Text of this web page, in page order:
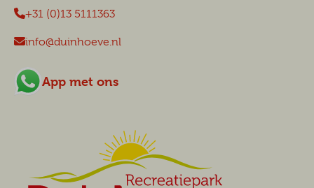
+31 (0)13 5111363
info@duinhoeve.nl
App met ons